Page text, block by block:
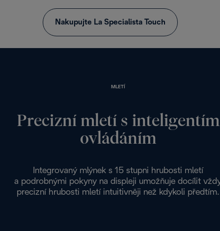
Nakupujte La Specialista Touch
MLETÍ
Precizní mletí s inteligentím
ovládáním
Integrovaný mlýnek s 15 stupni hrubosti mletí
a podrobnými pokyny na displeji umožňuje docílit
precizní hrubosti mletí intuitivněji než kdykoli předtím.